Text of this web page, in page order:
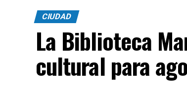
CIUDAD
La Biblioteca
cultural para